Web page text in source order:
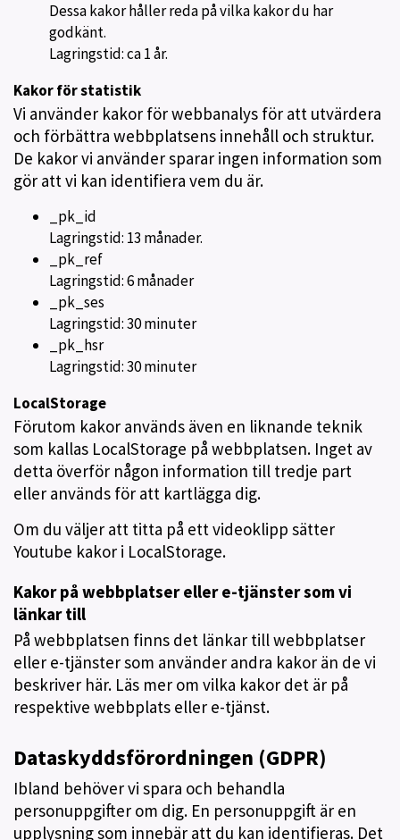
Dessa kakor håller reda på vilka kakor du har
godkänt.
Lagringstid: ca 1 år.
Kakor för statistik
Vi använder kakor för webbanalys för att utvärdera
och förbättra webbplatsens innehåll och struktur.
De kakor vi använder sparar ingen information som
gör att vi kan identifiera vem du är.
_pk_id
Lagringstid: 13 månader.
_pk_ref
Lagringstid: 6 månader
_pk_ses
Lagringstid: 30 minuter
_pk_hsr
Lagringstid: 30 minuter
LocalStorage
Förutom kakor används även en liknande teknik
som kallas LocalStorage på webbplatsen. Inget av
detta överför någon information till tredje part
eller används för att kartlägga dig.
Om du väljer att titta på ett videoklipp sätter
Youtube kakor i LocalStorage.
Kakor på webbplatser eller e-tjänster som vi
länkar till
På webbplatsen finns det länkar till webbplatser
eller e-tjänster som använder andra kakor än de vi
beskriver här. Läs mer om vilka kakor det är på
respektive webbplats eller e-tjänst.
Dataskyddsförordningen (GDPR)
Ibland behöver vi spara och behandla
personuppgifter om dig. En personuppgift är en
upplysning som innebär att du kan identifieras. Det